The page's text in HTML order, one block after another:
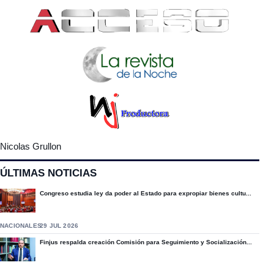
Nicolas Grullon
ÚLTIMAS NOTICIAS
Congreso estudia ley da poder al Estado para expropiar bienes cultu...
NACIONALES29 JUL 2026
Finjus respalda creación Comisión para Seguimiento y Socialización...